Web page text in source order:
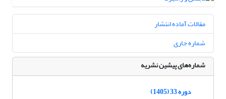
مقالات آماده انتشار
شماره جاری
شماره‌های پیشین نشریه
دوره 33 (1405)